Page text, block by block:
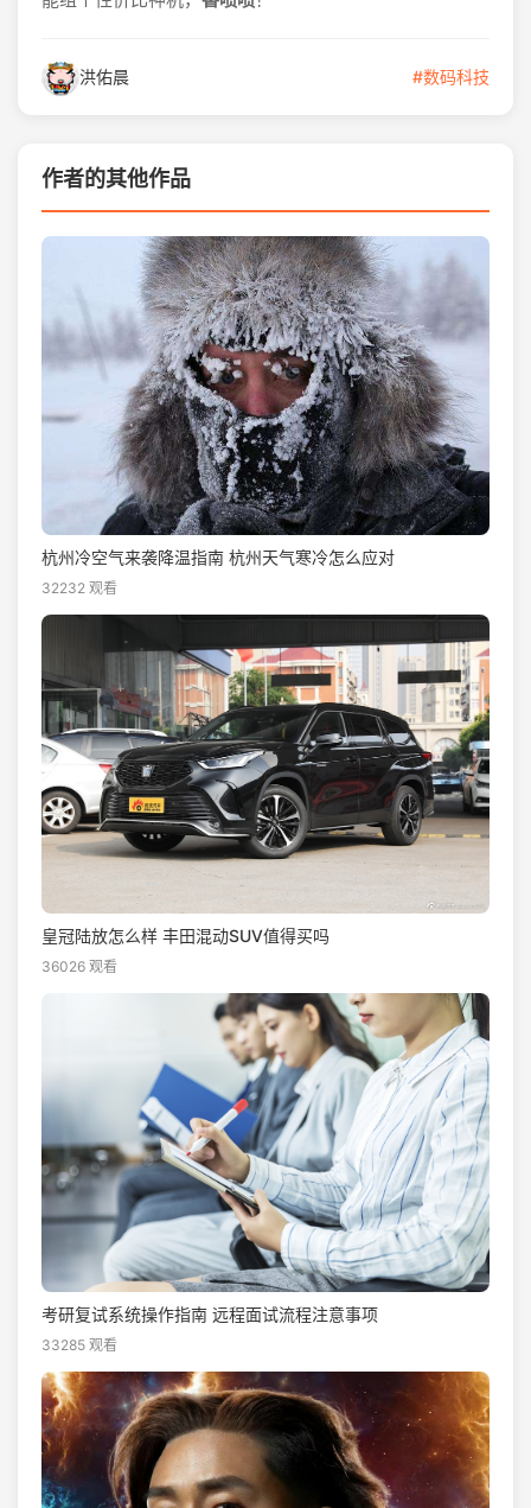
洪佑晨 #数码科技
作者的其他作品
杭州冷空气来袭降温指南 杭州天气寒冷怎么应对
32232 观看
皇冠陆放怎么样 丰田混动SUV值得买吗
36026 观看
考研复试系统操作指南 远程面试流程注意事项
33285 观看